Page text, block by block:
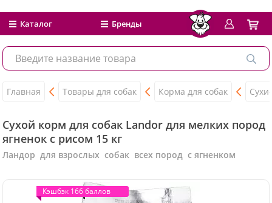
Каталог Бренды
Главная Товары для собак Корма для собак
Сухой корм для собак Landor для мелких пород
ягненок с рисом 15 кг
Ландор для взрослых собак всех пород с ягненком
Кэшбэк 166 баллов
Кэшбэк 166 баллов